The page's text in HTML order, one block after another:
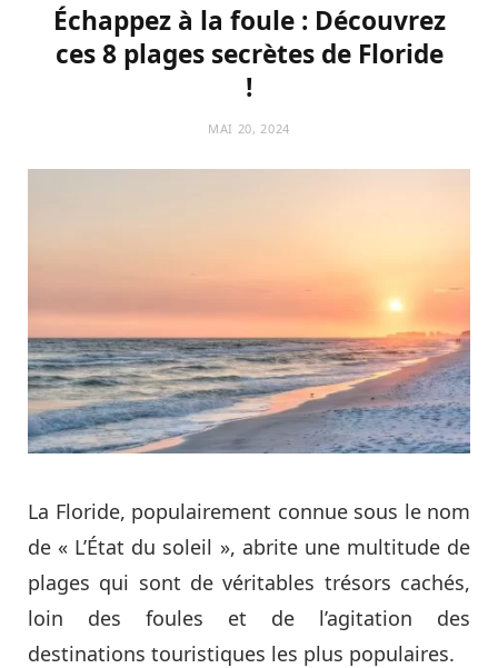
Échappez à la foule : Découvrez
ces 8 plages secrètes de Floride
!
MAI 20, 2024
La Floride, populairement connue sous le nom
de « L’État du soleil », abrite une multitude de
plages qui sont de véritables trésors cachés,
loin des foules et de l’agitation des
destinations touristiques les plus populaires.